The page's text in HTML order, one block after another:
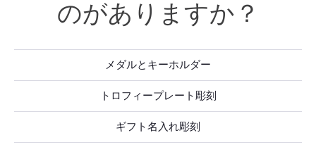
のがありますか？
メダルとキーホルダー
トロフィープレート彫刻
ギフト名入れ彫刻